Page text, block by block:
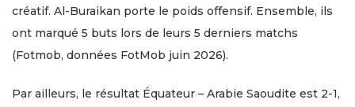
créatif. Al-Buraikan porte le poids offensif. Ensemble, ils
ont marqué 5 buts lors de leurs 5 derniers matchs
(Fotmob, données FotMob juin 2026).
Par ailleurs, le résultat Équateur – Arabie Saoudite est 2-1,